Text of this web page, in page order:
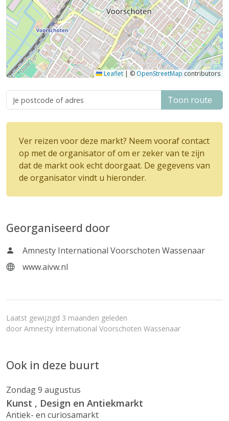
Leaflet | ©OpenStreetMap contributors
Toon route
Ver reizen voor deze markt? Neem vooraf contact
op met de organisator of om er zeker van te zijn
dat de markt ook echt doorgaat. De gegevens van
de organisator vindt u hieronder.
Georganiseerd door
Amnesty International Voorschoten Wassenaar
www.aivw.nl
Laatst gewijzigd 3 maanden geleden
door Amnesty International Voorschoten Wassenaar
Ook in deze buurt
Zondag 9 augustus
Kunst , Design en Antiekmarkt
Antiek- en curiosamarkt